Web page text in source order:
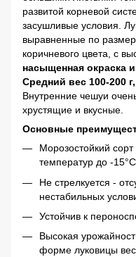
развитой корневой
засушливые условия.
выравненные по
коричневого цвета, с
насыщенная окраска
Средний вес 100-200
Внутренние чешуи
хрустящие и вкусные.
Основные
Морозостойкий
температур до -
Не стрелкуется -
нестабильных
Устойчив к
Высокая
форме луковицы